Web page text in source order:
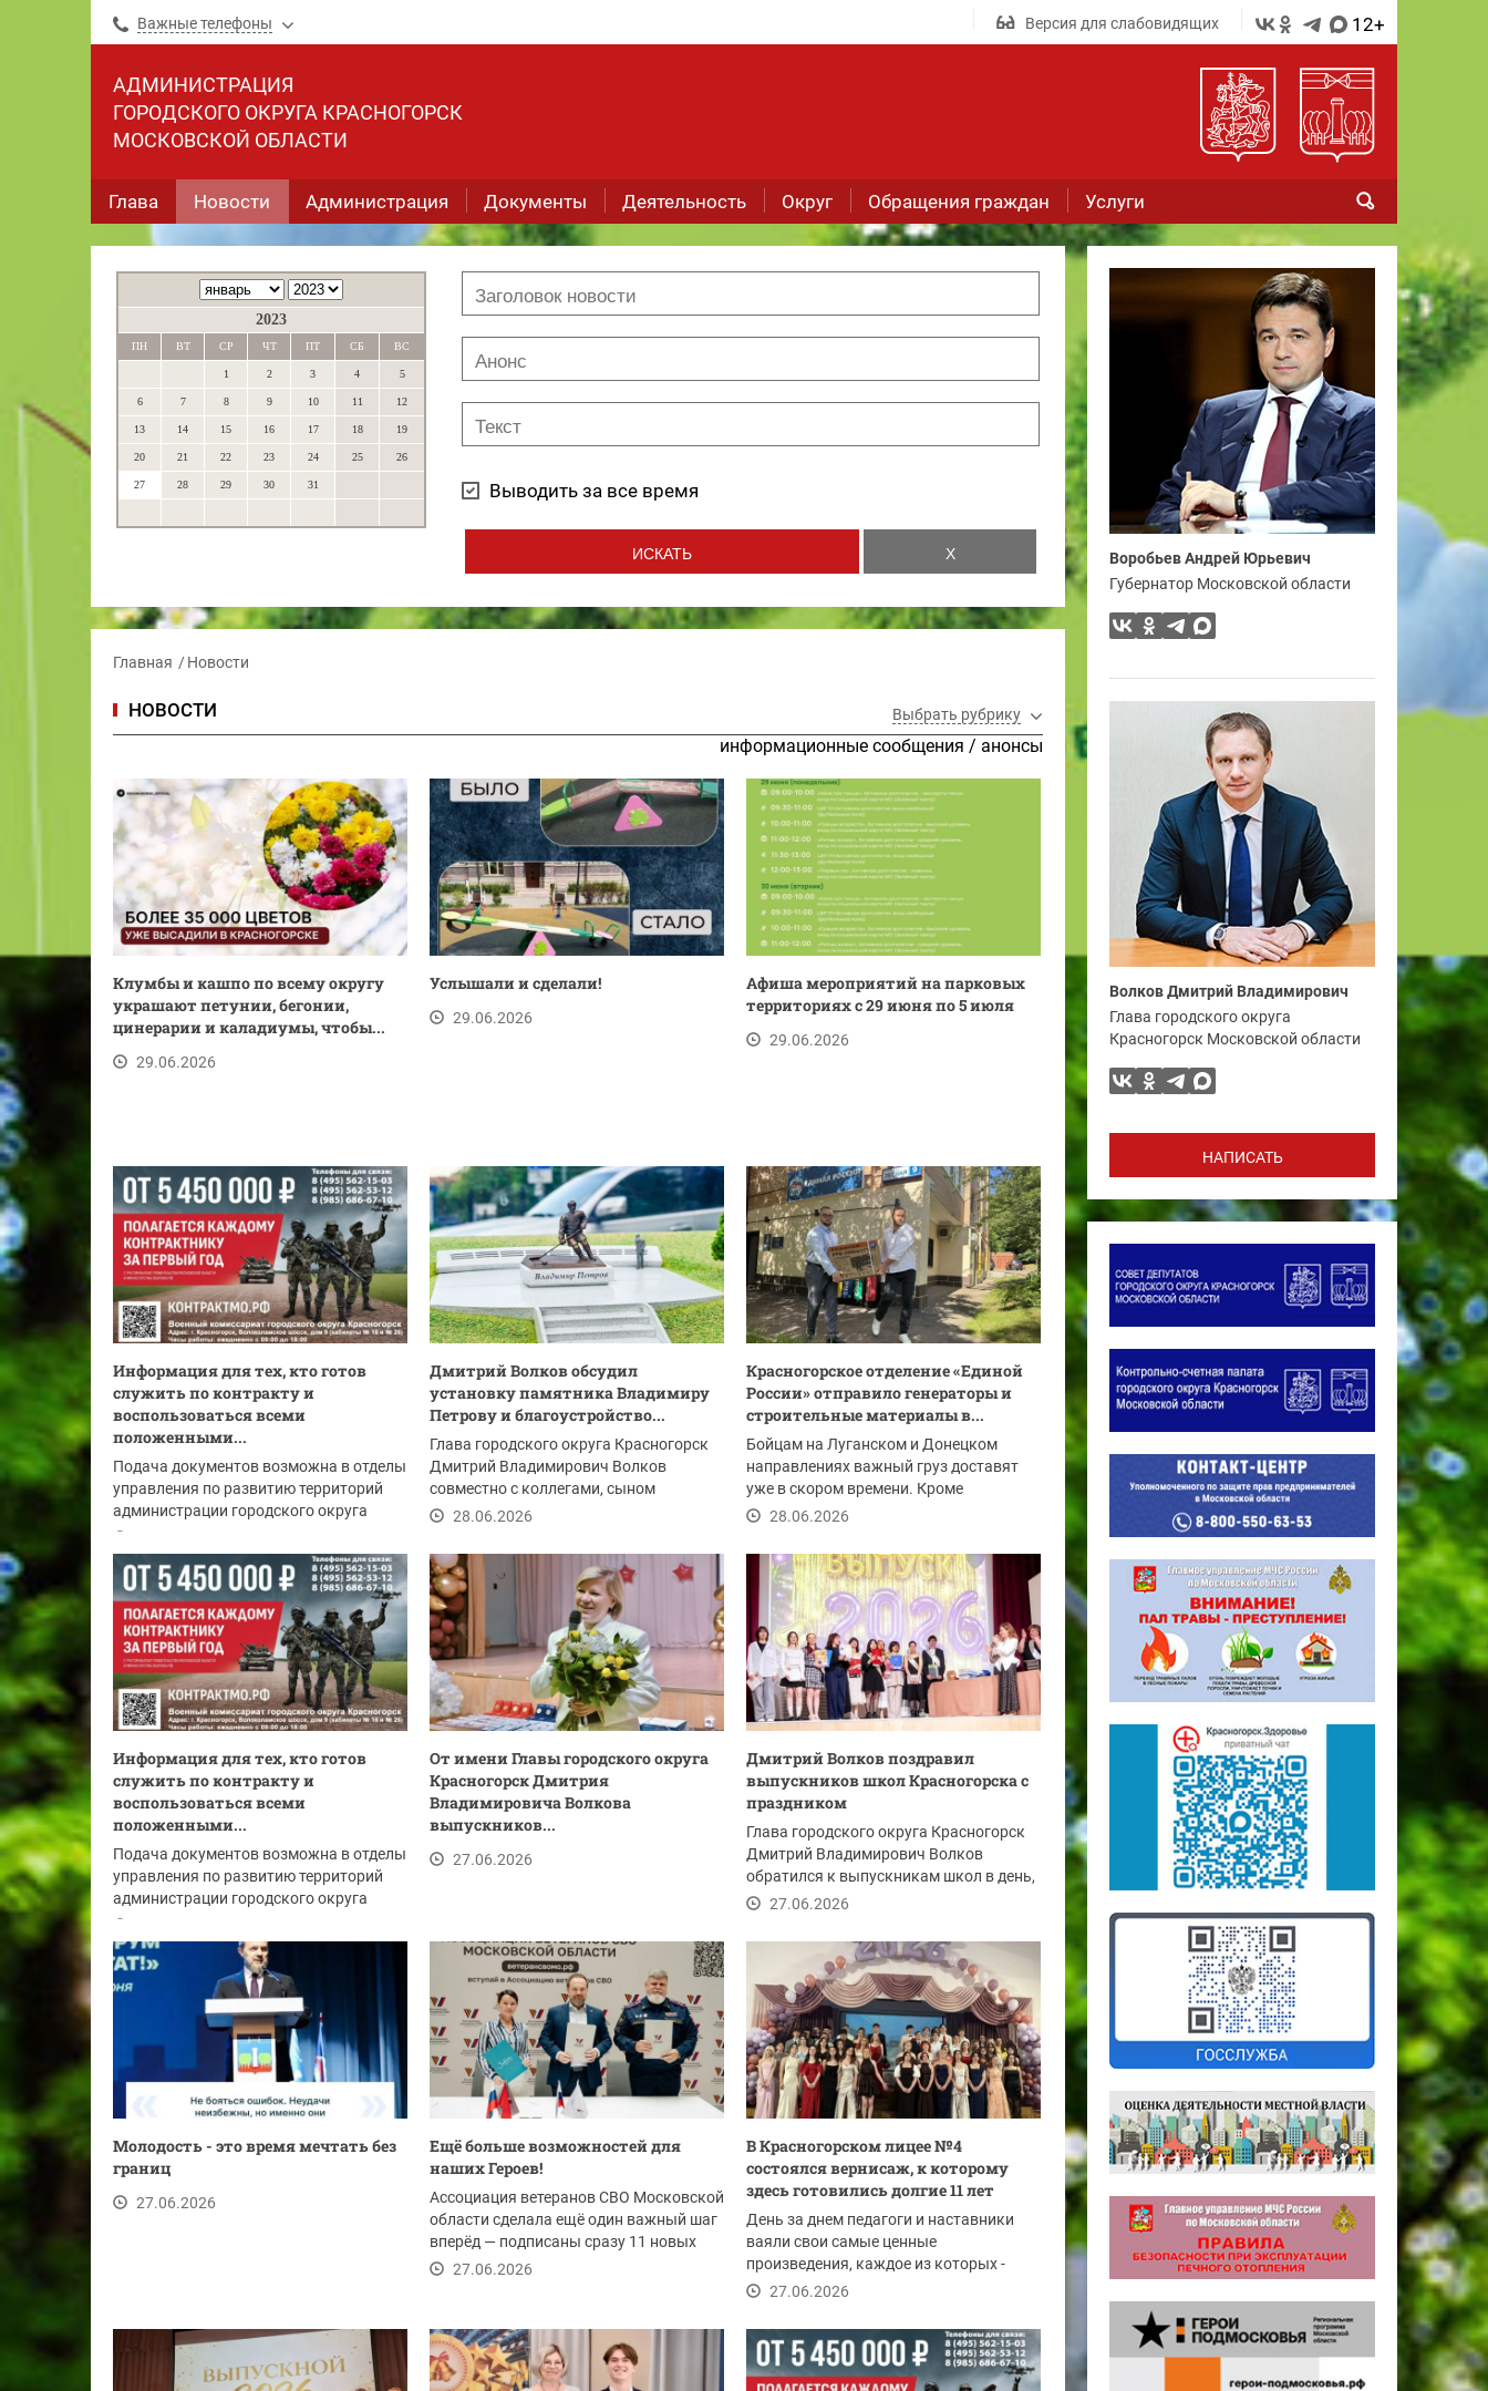
Важные телефоны Версия для слабовидящих 12+
АДМИНИСТРАЦИЯ
ГОРОДСКОГО ОКРУГА КРАСНОГОРСК
МОСКОВСКОЙ ОБЛАСТИ
Глава Новости Администрация Документы Деятельность Округ Обращения граждан Услуги
2023
ПН ВТ СР ЧТ ПТ СБ ВС
1 2 3 4 5
6 7 8 9 10 11 12
13 14 15 16 17 18 19
20 21 22 23 24 25 26
27 28 29 30 31 Выводить за все время
Главная Новости
НОВОСТИ Выбрать рубрику
информационные сообщения / анонсы
Клумбы и кашпо по всему округу
украшают петунии, бегонии,
цинерарии и каладиумы, чтобы...
29.06.2026
Услышали и сделали!
29.06.2026
Афиша мероприятий на парковых
территориях с 29 июня по 5 июля
29.06.2026
Информация для тех, кто готов
служить по контракту и
воспользоваться всеми
положенными...
Подача документов возможна в отделы
управления по развитию территорий
администрации городского округа
Красногорск:
Дмитрий Волков обсудил
установку памятника Владимиру
Петрову и благоустройство...
Глава городского округа Красногорск
Дмитрий Владимирович Волков
совместно с коллегами, сыном
легендарного хоккеиста...
28.06.2026
Красногорское отделение «Единой
России» отправило генераторы и
строительные материалы в...
Бойцам на Луганском и Донецком
направлениях важный груз доставят
уже в скором времени. Кроме
дизельных генераторов в...
28.06.2026
Информация для тех, кто готов
служить по контракту и
воспользоваться всеми
положенными...
Подача документов возможна в отделы
управления по развитию территорий
администрации городского округа
Красногорск:
От имени Главы городского округа
Красногорск Дмитрия
Владимировича Волкова
выпускников...
27.06.2026
Дмитрий Волков поздравил
выпускников школ Красногорска с
праздником
Глава городского округа Красногорск
Дмитрий Владимирович Волков
обратился к выпускникам школ в день,
который для...
27.06.2026
Молодость - это время мечтать без
границ
27.06.2026
Ещё больше возможностей для
наших Героев!
Ассоциация ветеранов СВО Московской
области сделала ещё один важный шаг
вперёд — подписаны сразу 11 новых
соглашений...
27.06.2026
В Красногорском лицее №4
состоялся вернисаж, к которому
здесь готовились долгие 11 лет
День за днем педагоги и наставники
ваяли свои самые ценные
произведения, каждое из которых -
целый мир! Они щедро...
27.06.2026
Воробьев Андрей Юрьевич
Губернатор Московской области
Волков Дмитрий Владимирович
Глава городского округа
Красногорск Московской области
НАПИСАТЬ